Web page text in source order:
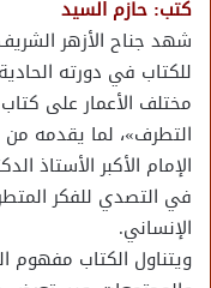
كتب: حازم السيد
شهد جناح الأزهر
للكتاب في دورته
مختلف الأعمار على
التطرف»، لما يقدمه
الإمام الأكبر الأستاذ
في التصدي للفكر
الإنساني.
ويتناول الكتاب مفهوم